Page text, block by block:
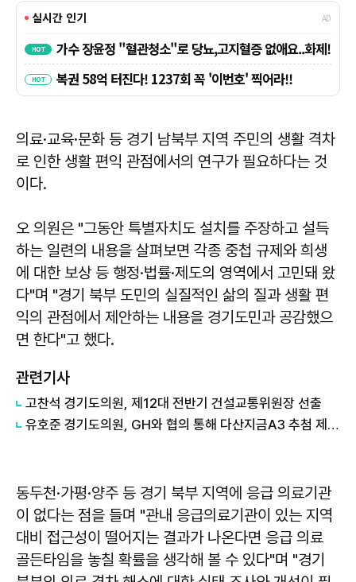
의료·교육·문화 등 경기 남북부 지역 주민의 생활 격차
로 인한 생활 편익 관점에서의 연구가 필요하다는 것
이다.
오 의원은 "그동안 특별자치도 설치를 주장하고 설득
하는 일련의 내용을 살펴보면 각종 중첩 규제와 희생
에 대한 보상 등 행정·법률·제도의 영역에서 고민돼 왔
다"며 "경기 북부 도민의 실질적인 삶의 질과 생활 편
익의 관점에서 제안하는 내용을 경기도민과 공감했으
면 한다"고 했다.
관련기사
고찬석 경기도의원, 제12대 전반기 건설교통위원장 선출
유호준 경기도의원, GH와 협의 통해 다산지금A3 추첨 제외 신청자도 심사 부여...선정 절차 보완
동두천·가평·양주 등 경기 북부 지역에 응급 의료기관
이 없다는 점을 들며 "관내 응급의료기관이 있는 지역
대비 접근성이 떨어지는 결과가 나온다면 응급 의료
골든타임을 놓칠 확률을 생각해 볼 수 있다"며 "경기